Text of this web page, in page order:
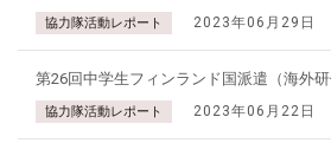
協力隊活動レポート 2023年06月29日
第26回中学生フィンランド国派遣（海外
協力隊活動レポート 2023年06月22日